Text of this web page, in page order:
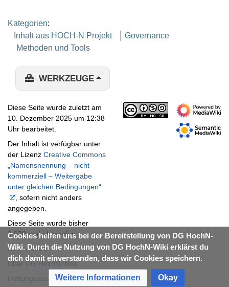
Cookies helfen uns bei der Bereitstellung von DG HochN-
Wiki. Durch die Nutzung von DG HochN-Wiki erklärst du
dich damit einverstanden, dass wir Cookies speichern.
Weitere Informationen Okay
Kategorien:
Inhalt aus HOCH-N Projekt
Governance
Methoden und Tools
WERKZEUGE
Diese Seite wurde zuletzt am
10. Dezember 2025 um 12:38
Uhr bearbeitet.
Der Inhalt ist verfügbar unter
der Lizenz Creative Commons
„Namensnennung – nicht
kommerziell – Weitergabe
unter gleichen Bedingungen“
, sofern nicht anders
angegeben.
Diese Seite wurde bisher
3.970-mal abgerufen.
Datenschutz
Über DG HochN-Wiki
Haftungsausschluss